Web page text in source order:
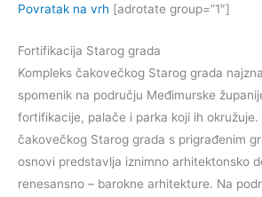
Povratak na vrh [adrotate group=”1″]
Fortifikacija Starog grada
Kompleks čakovečkog Starog grada
spomenik na području Međimurske
fortifikacije, palače i parka koji ih
čakovečkog Starog grada s prigrađenim
osnovi predstavlja iznimno arhitektonsko
renesansno – barokne arhitekture. Na